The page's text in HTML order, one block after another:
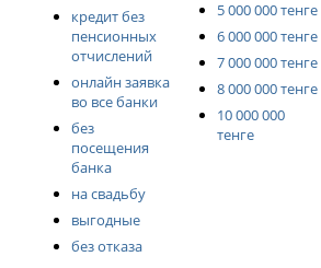
кредит без
пенсионных
отчислений
онлайн заявка
во все банки
без
посещения
банка
на свадьбу
выгодные
без отказа
5 000 000 тенге
6 000 000 тенге
7 000 000 тенге
8 000 000 тенге
10 000 000
тенге